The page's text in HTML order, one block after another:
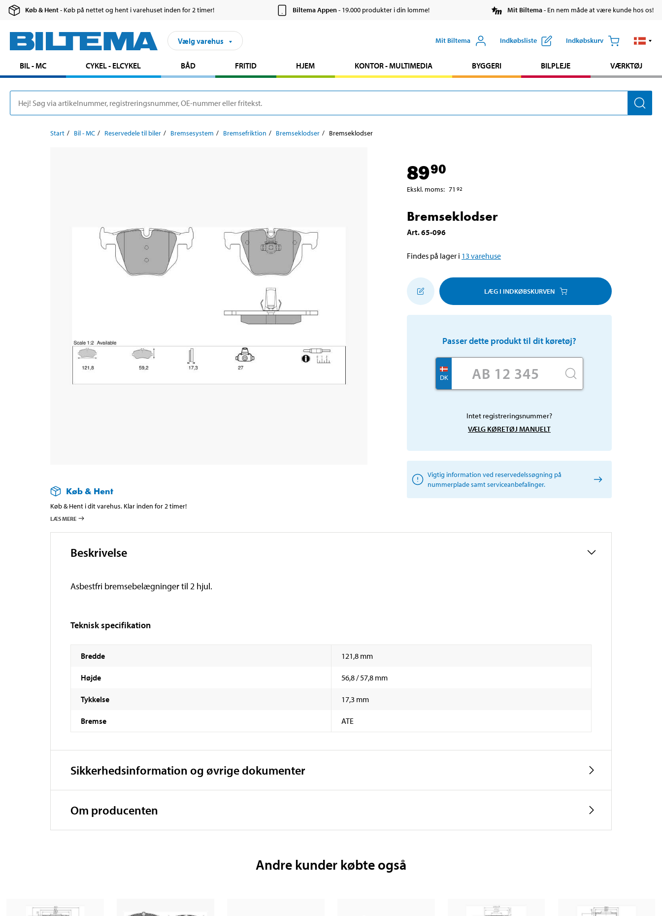
Køb & Hent- Køb på nettet og hent i varehuset inden for 2 timer! Biltema Appen- 19.000 produkter i din lomme! Mit Biltema- En nem måde at være kunde hos os!
Vælg varehus Mit Biltema Indkøbsliste Indkøbskurv
BIL - MC CYKEL - ELCYKEL BÅD FRITID HJEM KONTOR - MULTIMEDIA BYGGERI BILPLEJE VÆRKTØJ
Start Bil - MC Reservedele til biler Bremsesystem Bremsefriktion Bremseklodser Bremseklodser
Køb & Hent
Køb & Hent i dit varehus. Klar inden for 2 timer!
LÆS MERE
8990
Ekskl. moms: 71 92
Bremseklodser
Art.65-096
Findes på lager i 13 varehuse
LÆG I INDKØBSKURVEN
Passer dette produkt til dit køretøj?
DK
Intet registreringsnummer?
VÆLG KØRETØJ MANUELT
Vigtig information ved reservedelssøgning på
nummerplade samt serviceanbefalinger.
Beskrivelse
Asbestfri bremsebelægninger til 2 hjul.
Teknisk specifikation
Bredde 121,8 mm
Højde 56,8 / 57,8 mm
Tykkelse 17,3 mm
Bremse ATE
Sikkerhedsinformation og øvrige dokumenter
Om producenten
Andre kunder købte også